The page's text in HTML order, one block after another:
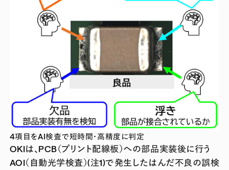
4項目をAI検査で短時間・高精度に判定
OKIは、PCB（プリント配線板）への部品実装後に行う
AOI（自動光学検査）(注1)で発生したはんだ不良の誤検